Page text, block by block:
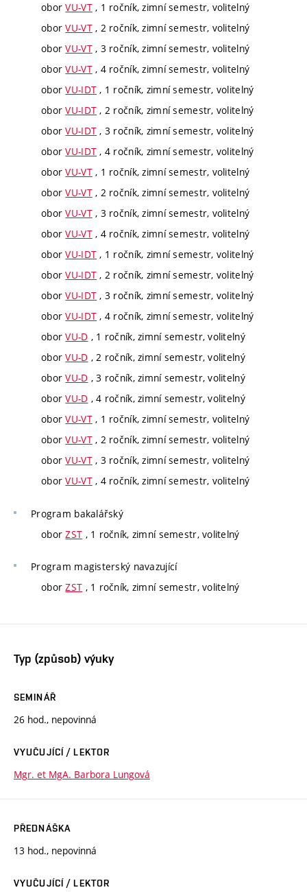
oborVU-VT, 1 ročník, zimní semestr, volitelný
oborVU-VT, 2 ročník, zimní semestr, volitelný
oborVU-VT, 3 ročník, zimní semestr, volitelný
oborVU-VT, 4 ročník, zimní semestr, volitelný
oborVU-IDT , 1 ročník, zimní semestr, volitelný
oborVU-IDT , 2 ročník, zimní semestr, volitelný
oborVU-IDT , 3 ročník, zimní semestr, volitelný
oborVU-IDT , 4 ročník, zimní semestr, volitelný
oborVU-VT, 1 ročník, zimní semestr, volitelný
oborVU-VT, 2 ročník, zimní semestr, volitelný
oborVU-VT, 3 ročník, zimní semestr, volitelný
oborVU-VT, 4 ročník, zimní semestr, volitelný
oborVU-IDT , 1 ročník, zimní semestr, volitelný
oborVU-IDT , 2 ročník, zimní semestr, volitelný
oborVU-IDT , 3 ročník, zimní semestr, volitelný
oborVU-IDT , 4 ročník, zimní semestr, volitelný
oborVU-D , 1 ročník, zimní semestr, volitelný
oborVU-D , 2 ročník, zimní semestr, volitelný
oborVU-D , 3 ročník, zimní semestr, volitelný
oborVU-D , 4 ročník, zimní semestr, volitelný
oborVU-VT, 1 ročník, zimní semestr, volitelný
oborVU-VT, 2 ročník, zimní semestr, volitelný
oborVU-VT, 3 ročník, zimní semestr, volitelný
oborVU-VT, 4 ročník, zimní semestr, volitelný
Program bakalářský
oborZST , 1 ročník, zimní semestr, volitelný
Program magisterský navazující
oborZST , 1 ročník, zimní semestr, volitelný
Typ (způsob) výuky
SEMINÁŘ
26 hod., nepovinná
VYUČUJÍCÍ / LEKTOR
Mgr. et MgA. Barbora Lungová
PŘEDNÁŠKA
13 hod., nepovinná
VYUČUJÍCÍ / LEKTOR